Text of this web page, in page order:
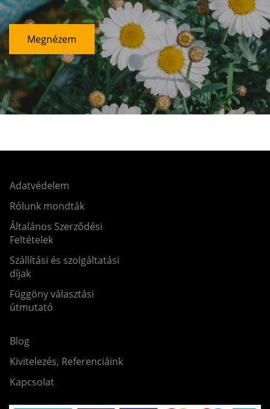
Megnézem
Adatvédelem
Rólunk mondták
Általános Szerződési
Feltételek
Szállítási és szolgáltatási
díjak
Függöny választási
útmutató
Blog
Kivitelezés, Referenciáink
Kapcsolat